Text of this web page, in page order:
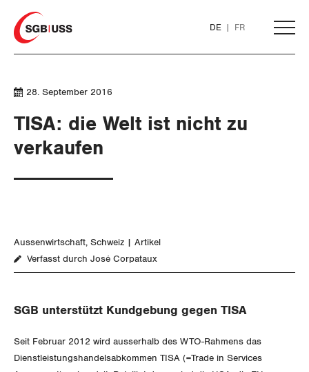
Home
DE FR
THEMEN
Flankierende Massnahmen und
Personenfreizügigkeit
Arbeitssicherheit und Gesundheitsschutz
Finanzen und Steuerpolitik
Aussenwirtschaft
Verteilung
28. September 2016
TISA: die Welt ist nicht zu
verkaufen
Aussenwirtschaft Schweiz
Artikel
Verfasst durch José Corpataux
SGB unterstützt Kundgebung gegen TISA
Seit Februar 2012 wird ausserhalb des WTO-Rahmens das
Dienstleistungshandelsabkommen TISA (=Trade in Services